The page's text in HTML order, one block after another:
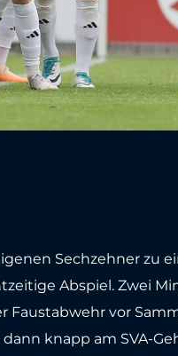
Sechzehner zu
Abspiel. Zwei
Faustabwehr vor
knapp am SVA-